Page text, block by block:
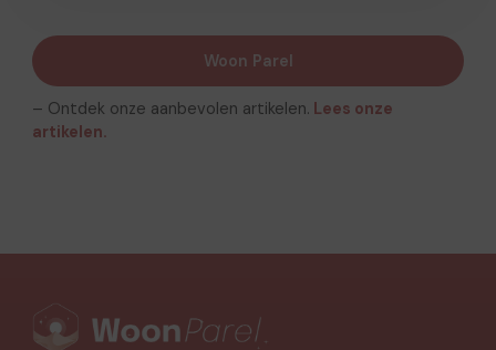
Woon Parel
– Ontdek onze aanbevolen artikelen. Lees onze
artikelen.